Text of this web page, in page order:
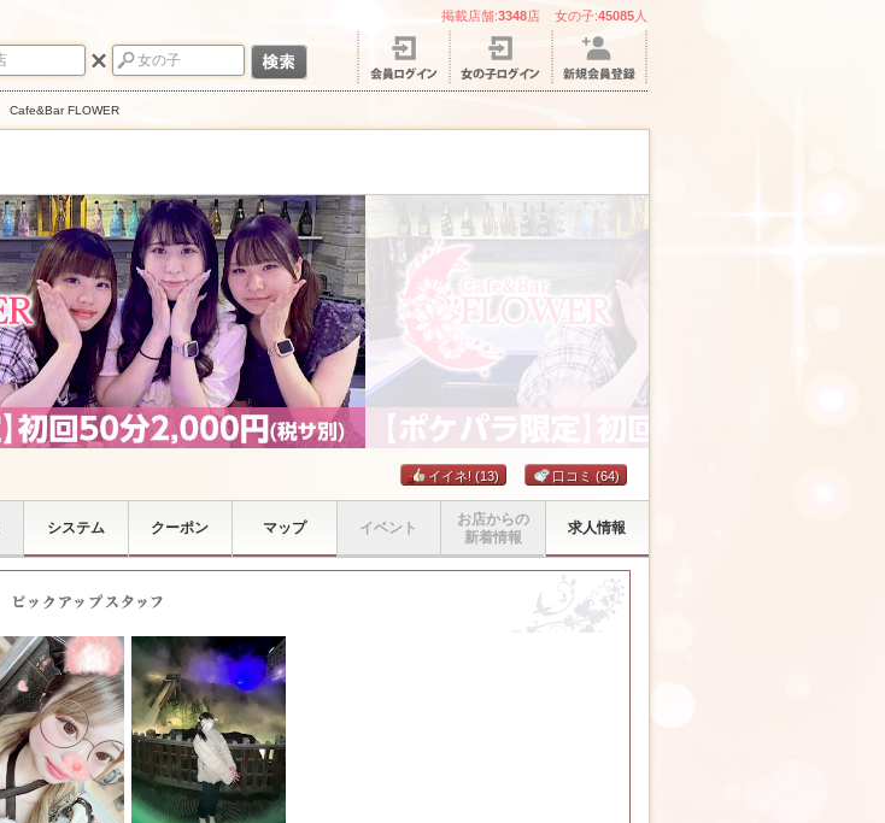
掲載店舗:3348店 女の子:45085 人
Cafe&Bar FLOWER
イイネ! (13) 口コミ (64)
システム クーポン マップ イベント
お店からの
新着情報
求人情報